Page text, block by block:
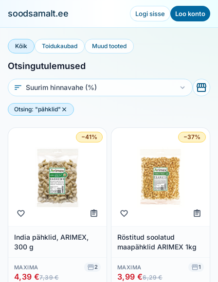
soodsamalt.ee Logi sisse Loo konto
Kõik Toidukaubad Muud tooted
Otsingutulemused
Sorteeri
Otsing: "pähklid"
−41%
India pähklid, ARIMEX,
300 g
MAXIMA 2
4,39 €7,39 €
−37%
Röstitud soolatud
maapähklid ARIMEX 1kg
MAXIMA 1
3,99 €6,29 €